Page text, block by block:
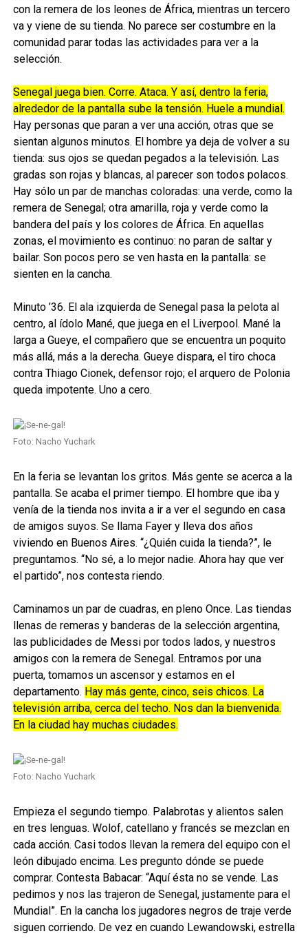
con la remera de los leones de África, mientras un tercero
va y viene de su tienda. No parece ser costumbre en la
comunidad parar todas las actividades para ver a la
selección.
Senegal juega bien. Corre. Ataca. Y así, dentro la feria,
alrededor de la pantalla sube la tensión. Huele a mundial.
Hay personas que paran a ver una acción, otras que se
sientan algunos minutos. El hombre ya deja de volver a su
tienda: sus ojos se quedan pegados a la televisión. Las
gradas son rojas y blancas, al parecer son todos polacos.
Hay sólo un par de manchas coloradas: una verde, como la
remera de Senegal; otra amarilla, roja y verde como la
bandera del país y los colores de África. En aquellas
zonas, el movimiento es continuo: no paran de saltar y
bailar. Son pocos pero se ven hasta en la pantalla: se
sienten en la cancha.
Minuto ’36. El ala izquierda de Senegal pasa la pelota al
centro, al ídolo Mané, que juega en el Liverpool. Mané la
larga a Gueye, el compañero que se encuentra un poquito
más allá, más a la derecha. Gueye dispara, el tiro choca
contra Thiago Cionek, defensor rojo; el arquero de Polonia
queda impotente. Uno a cero.
Foto: Nacho Yuchark
En la feria se levantan los gritos. Más gente se acerca a la
pantalla. Se acaba el primer tiempo. El hombre que iba y
venía de la tienda nos invita a ir a ver el segundo en casa
de amigos suyos. Se llama Fayer y lleva dos años
viviendo en Buenos Aires. “¿Quién cuida la tienda?”, le
preguntamos. “No sé, a lo mejor nadie. Ahora hay que ver
el partido”, nos contesta riendo.
Caminamos un par de cuadras, en pleno Once. Las tiendas
llenas de remeras y banderas de la selección argentina,
las publicidades de Messi por todos lados, y nuestros
amigos con la remera de Senegal. Entramos por una
puerta, tomamos un ascensor y estamos en el
departamento. Hay más gente, cinco, seis chicos. La
televisión arriba, cerca del techo. Nos dan la bienvenida.
En la ciudad hay muchas ciudades.
Foto: Nacho Yuchark
Empieza el segundo tiempo. Palabrotas y alientos salen
en tres lenguas. Wolof, catellano y francés se mezclan en
cada acción. Casi todos llevan la remera del equipo con el
león dibujado encima. Les pregunto dónde se puede
comprar. Contesta Babacar: “Aquí ésta no se vende. Las
pedimos y nos las trajeron de Senegal, justamente para el
Mundial”. En la cancha los jugadores negros de traje verde
siguen corriendo. De vez en cuando Lewandowski, estrella